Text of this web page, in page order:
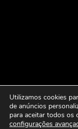
Utilizamos cookies
de anúncios
para aceitar todos os
configurações